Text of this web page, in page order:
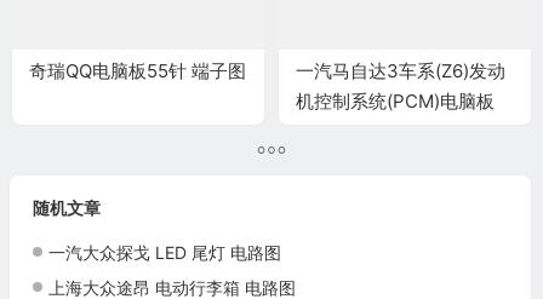
奇瑞QQ电脑板55针 端子图
一汽马自达3车系(Z6)发动
机控制系统(PCM)电脑板
随机文章
一汽大众探戈 LED 尾灯 电路图
上海大众途昂 电动行李箱 电路图